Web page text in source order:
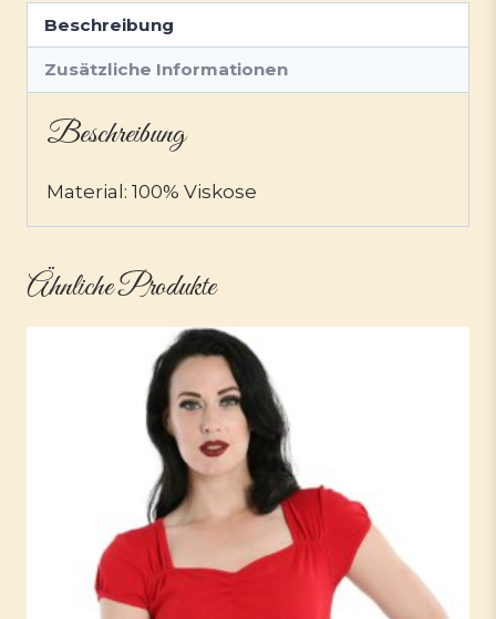
Beschreibung
Zusätzliche Informationen
Beschreibung
Material: 100% Viskose
Ähnliche Produkte